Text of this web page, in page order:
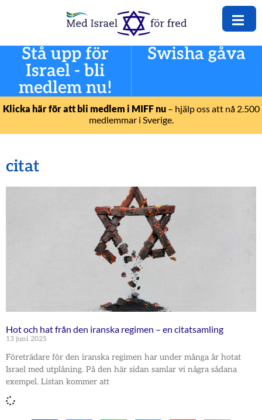
Stå upp för
Israel - bli
medlem nu!
Swisha gåva
Klicka här för att bli medlem i MIFF nu– hjälp oss att nå 2.500
medlemmar i Sverige.
citat
Hot och hat från den iranska regimen – en citatsamling
13 juni 2025
Företrädare för den iranska regimen har under många år hotat
Israel med utplåning. På den här sidan samlar vi några sådana
exempel. Listan kommer att